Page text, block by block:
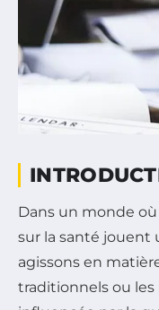
Dans un monde
sur la santé jouent
agissons en
traditionnels ou